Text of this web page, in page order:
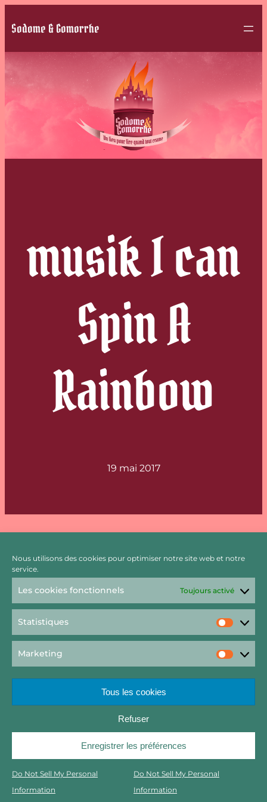
Nous utilisons des cookies pour optimiser notre site web et notre
service.
Les cookies fonctionnels Toujours activé
Statistiques
Marketing
Tous les cookies
Refuser
Enregistrer les préférences
Do Not Sell My Personal
Information
Do Not Sell My Personal
Information
Sodome & Gomorrhe
musik I can
Spin A
Rainbow
19 mai 2017
Copyright 2022 – Raft by Otter // Graphisme Viktor Salamandre